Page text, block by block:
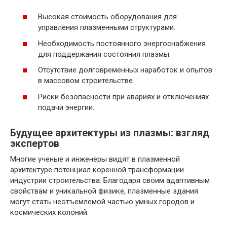
Высокая стоимость оборудования для
управления плазменными структурами.
Необходимость постоянного энергоснабжения
для поддержания состояния плазмы.
Отсутствие долговременных наработок и опытов
в массовом строительстве.
Риски безопасности при авариях и отключениях
подачи энергии.
Будущее архитектуры из плазмы: взгляд
экспертов
Многие ученые и инженеры видят в плазменной
архитектуре потенциал коренной трансформации
индустрии строительства. Благодаря своим адаптивным
свойствам и уникальной физике, плазменные здания
могут стать неотъемлемой частью умных городов и
космических колоний.